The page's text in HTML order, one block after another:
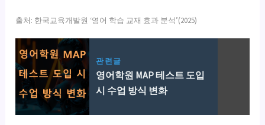
출처: 한국교육개발원 ‘영어 학습 교재 효과 분석’(2025)
관련글
영어학원 MAP 테스트 도입
시 수업 방식 변화